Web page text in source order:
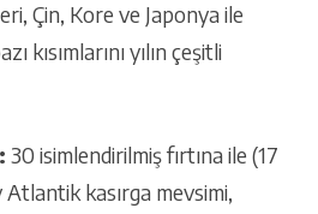
Çin, Kore ve Japonya ile
kısımlarını yılın çeşitli
30 isimlendirilmiş fırtına ile (17
kasırga mevsimi,